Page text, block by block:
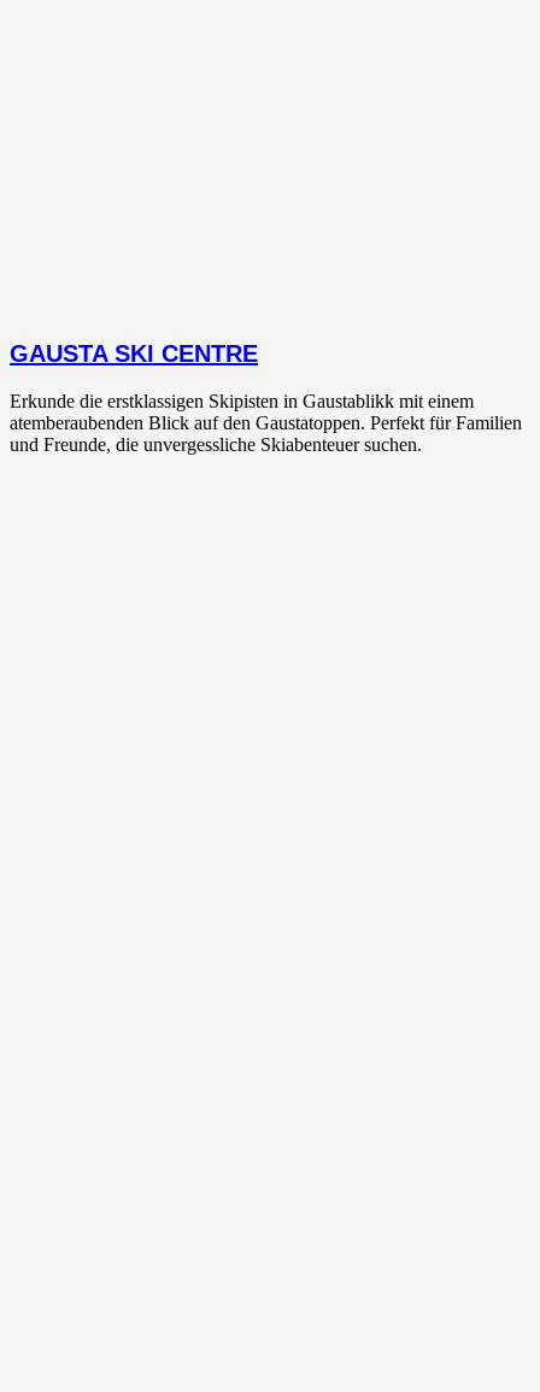
GAUSTA SKI CENTRE
Erkunde die erstklassigen Skipisten in Gaustablikk mit einem
atemberaubenden Blick auf den Gaustatoppen. Perfekt für Familien
und Freunde, die unvergessliche Skiabenteuer suchen.